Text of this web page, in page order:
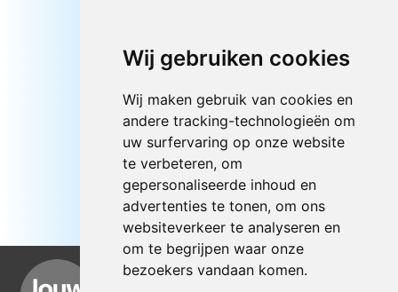
Wij gebruiken cookies
Wij maken gebruik van cookies en
andere tracking-technologieën om
uw surfervaring op onze website
te verbeteren, om
gepersonaliseerde inhoud en
advertenties te tonen, om ons
websiteverkeer te analyseren en
om te begrijpen waar onze
bezoekers vandaan komen.